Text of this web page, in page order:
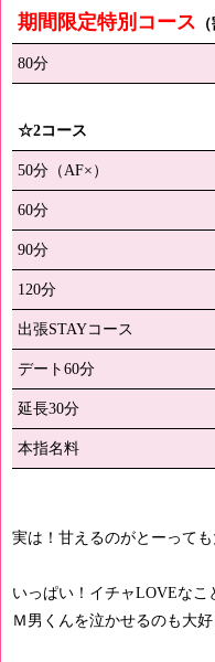
期間限定特別コース
80分
☆2コース
50分（AF×）
60分
90分
120分
出張STAYコース
デート60分
延長30分
本指名料
実は！甘えるのがとーって
いっぱい！イチャLOVEな
Ｍ男くんを泣かせるのも大好